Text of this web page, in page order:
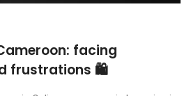
facing
frustrations 🛍️